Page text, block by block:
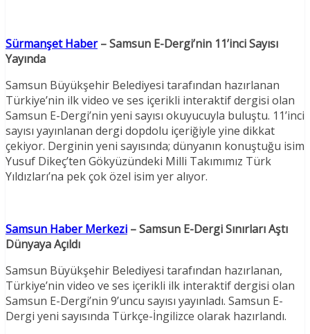
Sürmanşet Haber– Samsun E-Dergi’nin 11’inci Sayısı
Yayında
Samsun Büyükşehir Belediyesi tarafından hazırlanan
Türkiye’nin ilk video ve ses içerikli interaktif dergisi olan
Samsun E-Dergi’nin yeni sayısı okuyucuyla buluştu. 11’inci
sayısı yayınlanan dergi dopdolu içeriğiyle yine dikkat
çekiyor. Derginin yeni sayısında; dünyanın konuştuğu isim
Yusuf Dikeç’ten Gökyüzündeki Milli Takımımız Türk
Yıldızları’na pek çok özel isim yer alıyor.
Samsun Haber Merkezi – Samsun E-Dergi Sınırları Aştı
Dünyaya Açıldı
Samsun Büyükşehir Belediyesi tarafından hazırlanan,
Türkiye’nin video ve ses içerikli ilk interaktif dergisi olan
Samsun E-Dergi’nin 9’uncu sayısı yayınladı. Samsun E-
Dergi yeni sayısında Türkçe-İngilizce olarak hazırlandı.